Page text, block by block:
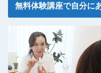
無料体験講座で自分に